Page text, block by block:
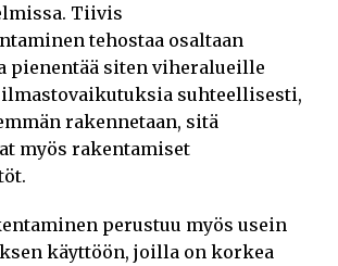
Tiivis
tehostaa osaltaan
pienentää siten viheralueille
suhteellisesti,
rakennetaan, sitä
myös rakentamiset
perustuu myös usein
käyttöön, joilla on korkea